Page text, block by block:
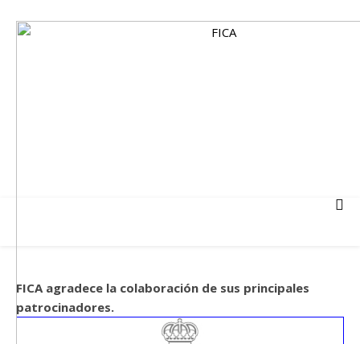
FICA agradece la colaboración de sus principales
patrocinadores.